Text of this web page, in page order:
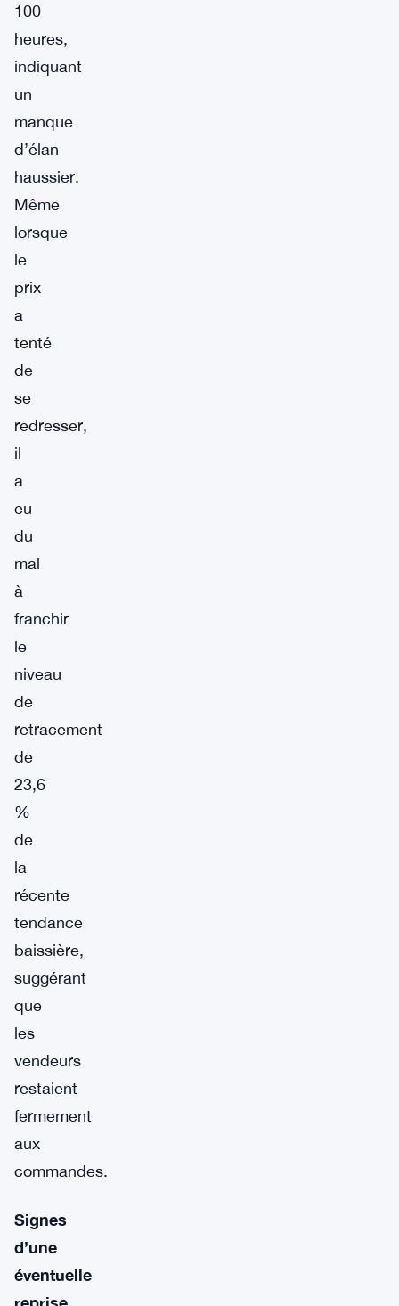
100
heures,
indiquant
un
manque
d’élan
haussier.
Même
lorsque
le
prix
a
tenté
de
se
redresser,
il
a
eu
du
mal
à
franchir
le
niveau
de
retracement
de
23,6
%
de
la
récente
tendance
baissière,
suggérant
que
les
vendeurs
restaient
fermement
aux
commandes.
Signes
d’une
éventuelle